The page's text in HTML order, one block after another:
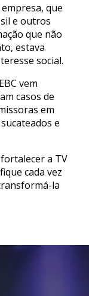
que
e outros
que não
estava
social.
vem
casos de
em
e
a TV
cada vez
la